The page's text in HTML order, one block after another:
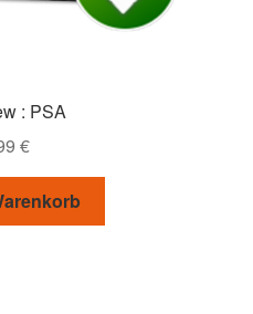
: PSA
€